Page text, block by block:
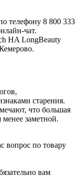
телефону 8 800 333
чат.
HA LongBeauty
старения.
что большая
менее заметной.
вопрос по товару
вам